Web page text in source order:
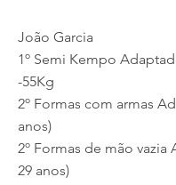
João Garcia
1º Semi Kempo
-55Kg
2º Formas com armas
anos)
2º Formas de mão vazia
29 anos)